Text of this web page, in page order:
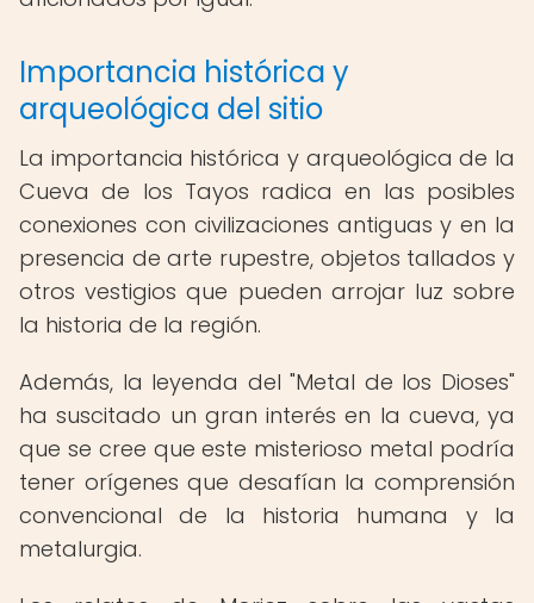
Importancia histórica y
arqueológica del sitio
La importancia histórica y arqueológica de la
Cueva de los Tayos radica en las posibles
conexiones con civilizaciones antiguas y en la
presencia de arte rupestre, objetos tallados y
otros vestigios que pueden arrojar luz sobre
la historia de la región.
Además, la leyenda del "Metal de los Dioses"
ha suscitado un gran interés en la cueva, ya
que se cree que este misterioso metal podría
tener orígenes que desafían la comprensión
convencional de la historia humana y la
metalurgia.